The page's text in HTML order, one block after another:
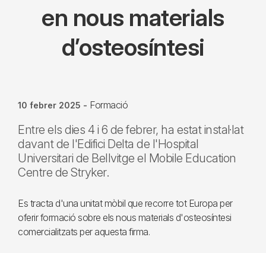
en nous materials
d’osteosíntesi
10 febrer 2025 - Formació
Entre els dies 4 i 6 de febrer, ha estat instal·lat
davant de l'Edifici Delta de l'Hospital
Universitari de Bellvitge el Mobile Education
Centre de Stryker.
Es tracta d'una unitat mòbil que recorre tot Europa per
oferir formació sobre els nous materials d'osteosíntesi
comercialitzats per aquesta firma.